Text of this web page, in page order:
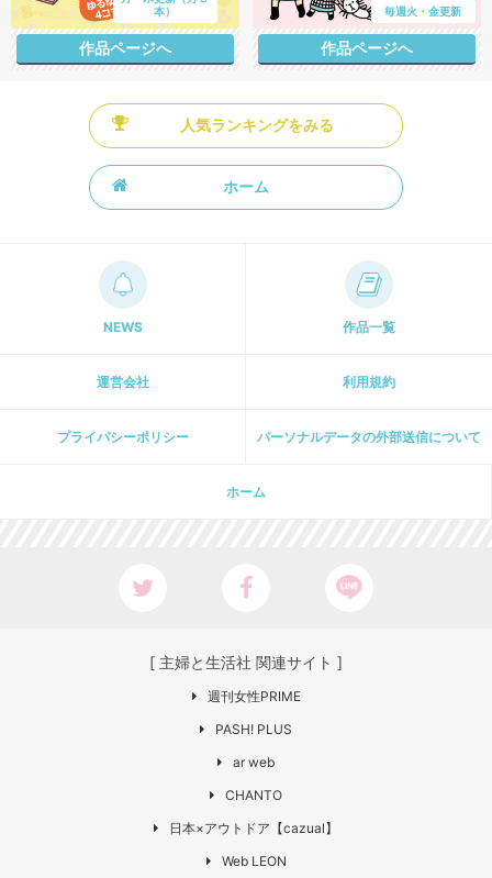
本）
作品ページへ
毎週火・金更新
作品ページへ
人気ランキングをみる
ホーム
NEWS 作品一覧
運営会社 利用規約
プライパシーポリシー パーソナルデータの外部送信について
ホーム
[ 主婦と生活社 関連サイト ]
週刊女性PRIME
PASH! PLUS
ar web
CHANTO
日本×アウトドア【cazual】
Web LEON